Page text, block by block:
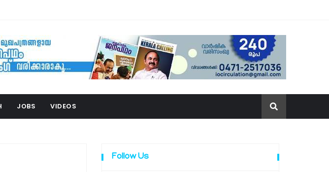
JOBS VIDEOS
Follow Us